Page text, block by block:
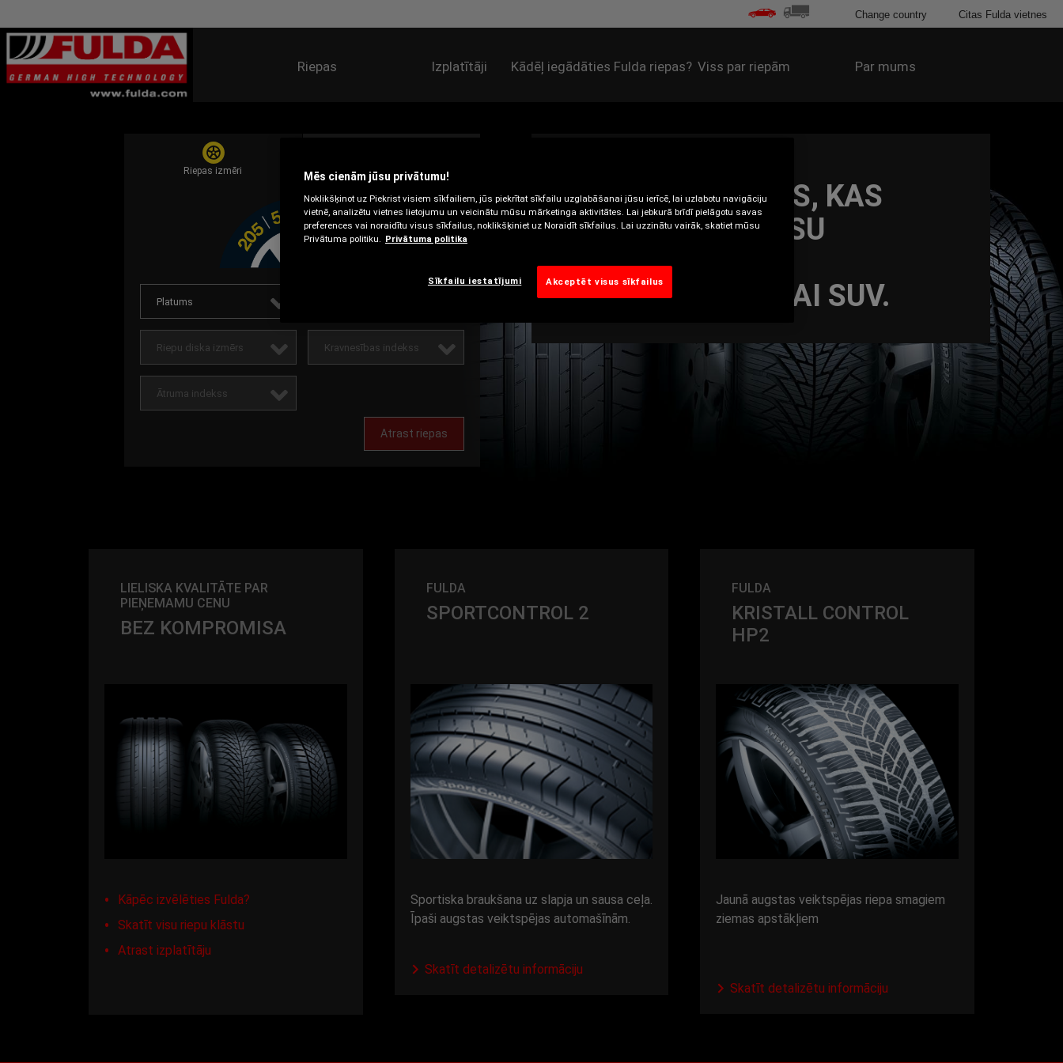
Riepas Izplatītāji Kādēļ iegādāties Fulda riepas? Viss par riepām Par mums
Change country Citas Fulda vietnes
Riepas izmēri
Platums
Riepu diska izmērs Kravnesības indekss
Ātruma indekss
Atrast riepas
ATRODIET RIEPAS, KAS
PIEMĒROTAS JŪSU
AUTOMAŠĪNAI.
AUTOMAŠĪNAI VAI SUV.
LIELISKA KVALITĀTE PAR
PIEŅEMAMU CENU
BEZ KOMPROMISA
Kāpēc izvēlēties Fulda?
Skatīt visu riepu klāstu
Atrast izplatītāju
FULDA
SPORTCONTROL 2
Sportiska braukšana uz slapja un sausa ceļa.
Īpaši augstas veiktspējas automašīnām.
Skatīt detalizētu informāciju
FULDA
KRISTALL CONTROL
HP2
Jaunā augstas veiktspējas riepa smagiem
ziemas apstākļiem
Skatīt detalizētu informāciju
Mēs cienām jūsu privātumu!
Noklikšķinot uz Piekrist visiem sīkfailiem, jūs piekrītat sīkfailu uzglabāšanai jūsu ierīcē, lai uzlabotu navigāciju
vietnē, analizētu vietnes lietojumu un veicinātu mūsu mārketinga aktivitātes. Lai jebkurā brīdī pielāgotu savas
preferences vai noraidītu visus sīkfailus, noklikšķiniet uz Noraidīt sīkfailus. Lai uzzinātu vairāk, skatiet mūsu
Privātuma politiku.
Privātuma politika
Sīkfailu iestatījumi Akceptēt visus sīkfailus